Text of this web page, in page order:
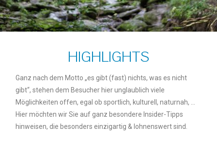
HIGHLIGHTS
Ganz nach dem Motto „es gibt (fast) nichts, was es nicht
gibt“, stehen dem Besucher hier unglaublich viele
Möglichkeiten offen, egal ob sportlich, kulturell, naturnah, …
Hier möchten wir Sie auf ganz besondere Insider-Tipps
hinweisen, die besonders einzigartig & lohnenswert sind.